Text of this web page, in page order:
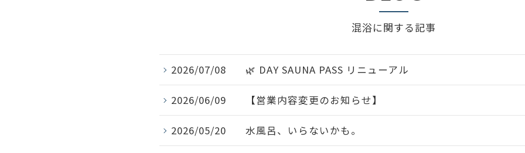
混浴に関する記事
2026/07/08 🌿 DAY SAUNA PASS リニューアル
2026/06/09 【営業内容変更のお知らせ】
2026/05/20 水風呂、いらないかも。